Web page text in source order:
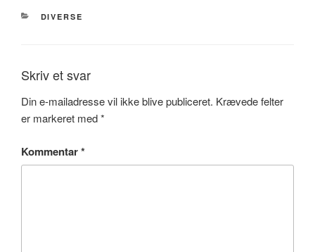
KATEGORIER
DIVERSE
Skriv et svar
Din e-mailadresse vil ikke blive publiceret. Krævede felter
er markeret med*
Kommentar*